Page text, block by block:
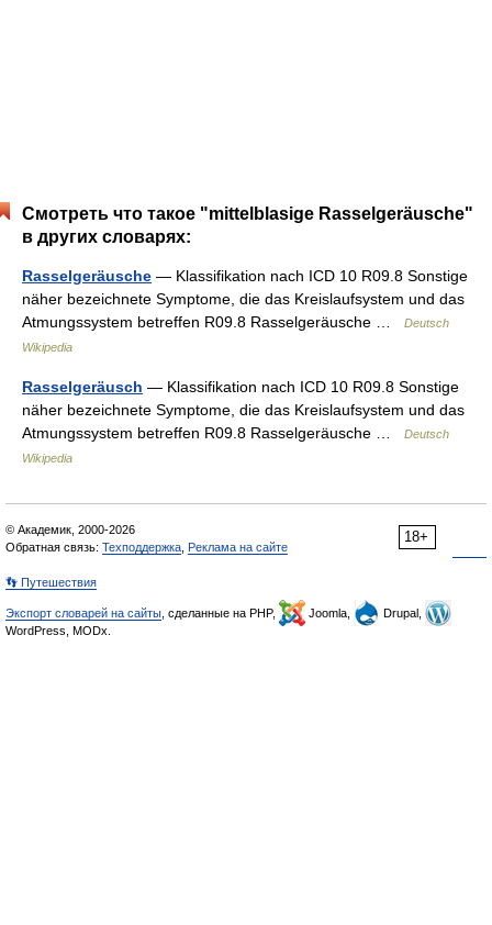
Смотреть что такое "mittelblasige Rasselgeräusche"
в других словарях:
Rasselgeräusche — Klassifikation nach ICD 10 R09.8 Sonstige
näher bezeichnete Symptome, die das Kreislaufsystem und das
Atmungssystem betreffen R09.8 Rasselgeräusche …
Deutsch
Wikipedia
Rasselgeräusch — Klassifikation nach ICD 10 R09.8 Sonstige
näher bezeichnete Symptome, die das Kreislaufsystem und das
Atmungssystem betreffen R09.8 Rasselgeräusche …
Deutsch
Wikipedia
18+
© Академик, 2000-2026
Обратная связь: Техподдержка Реклама на сайте
👣 Путешествия
Экспорт словарей на сайты , сделанные на PHP, Joomla,
Drupal,
WordPress, MODx.